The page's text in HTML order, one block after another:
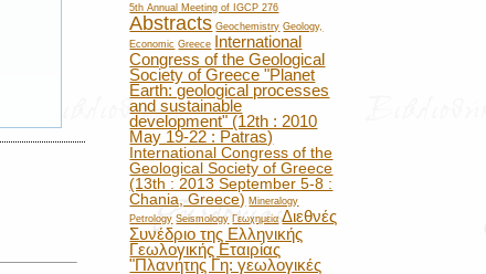
5th Annual Meeting of IGCP 276
Abstracts Geochemistry Geology,
Economic Greece
International
Congress of the Geological
Society of Greece "Planet
Earth: geological processes
and sustainable
development" (12th : 2010
May 19-22 : Patras)
International Congress of the
Geological Society of Greece
(13th : 2013 September 5-8 :
Chania, Greece) Mineralogy
Petrology Seismology Γεωχημεία Διεθνές
Συνέδριο της Ελληνικής
Γεωλογικής Εταιρίας
"Πλανήτης Γη: γεωλογικές